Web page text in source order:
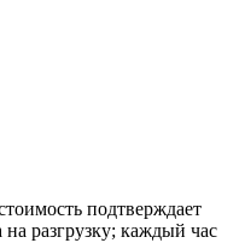
подтверждает
разгрузку; каждый час